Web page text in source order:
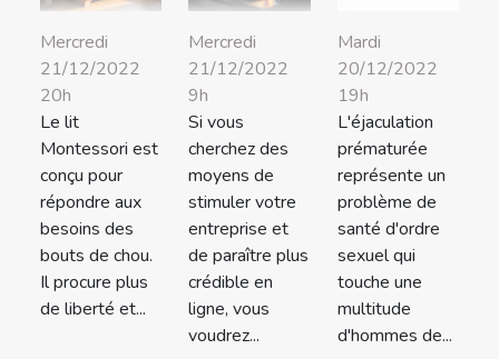
Mercredi
21/12/2022
20h
Le lit
Montessori est
conçu pour
répondre aux
besoins des
bouts de chou.
Il procure plus
de liberté et...
Mercredi
21/12/2022
9h
Si vous
cherchez des
moyens de
stimuler votre
entreprise et
de paraître plus
crédible en
ligne, vous
voudrez...
Mardi
20/12/2022
19h
L'éjaculation
prématurée
représente un
problème de
santé d'ordre
sexuel qui
touche une
multitude
d'hommes de...